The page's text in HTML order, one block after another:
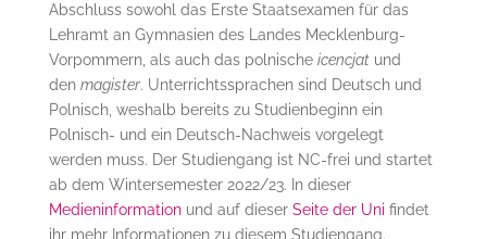
Abschluss sowohl das Erste Staatsexamen für das
Lehramt an Gymnasien des Landes Mecklenburg-
Vorpommern, als auch das polnische icencjatund
den magister. Unterrichtssprachen sind Deutsch und
Polnisch, weshalb bereits zu Studienbeginn ein
Polnisch- und ein Deutsch-Nachweis vorgelegt
werden muss. Der Studiengang ist NC-frei und startet
ab dem Wintersemester 2022/23. In dieser
Medieninformationund auf dieser Seite der Uni findet
ihr mehr Informationen zu diesem Studiengang.